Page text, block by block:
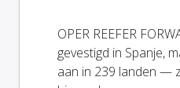
OPER REEFER
gevestigd in Spanje,
aan in 239 landen —